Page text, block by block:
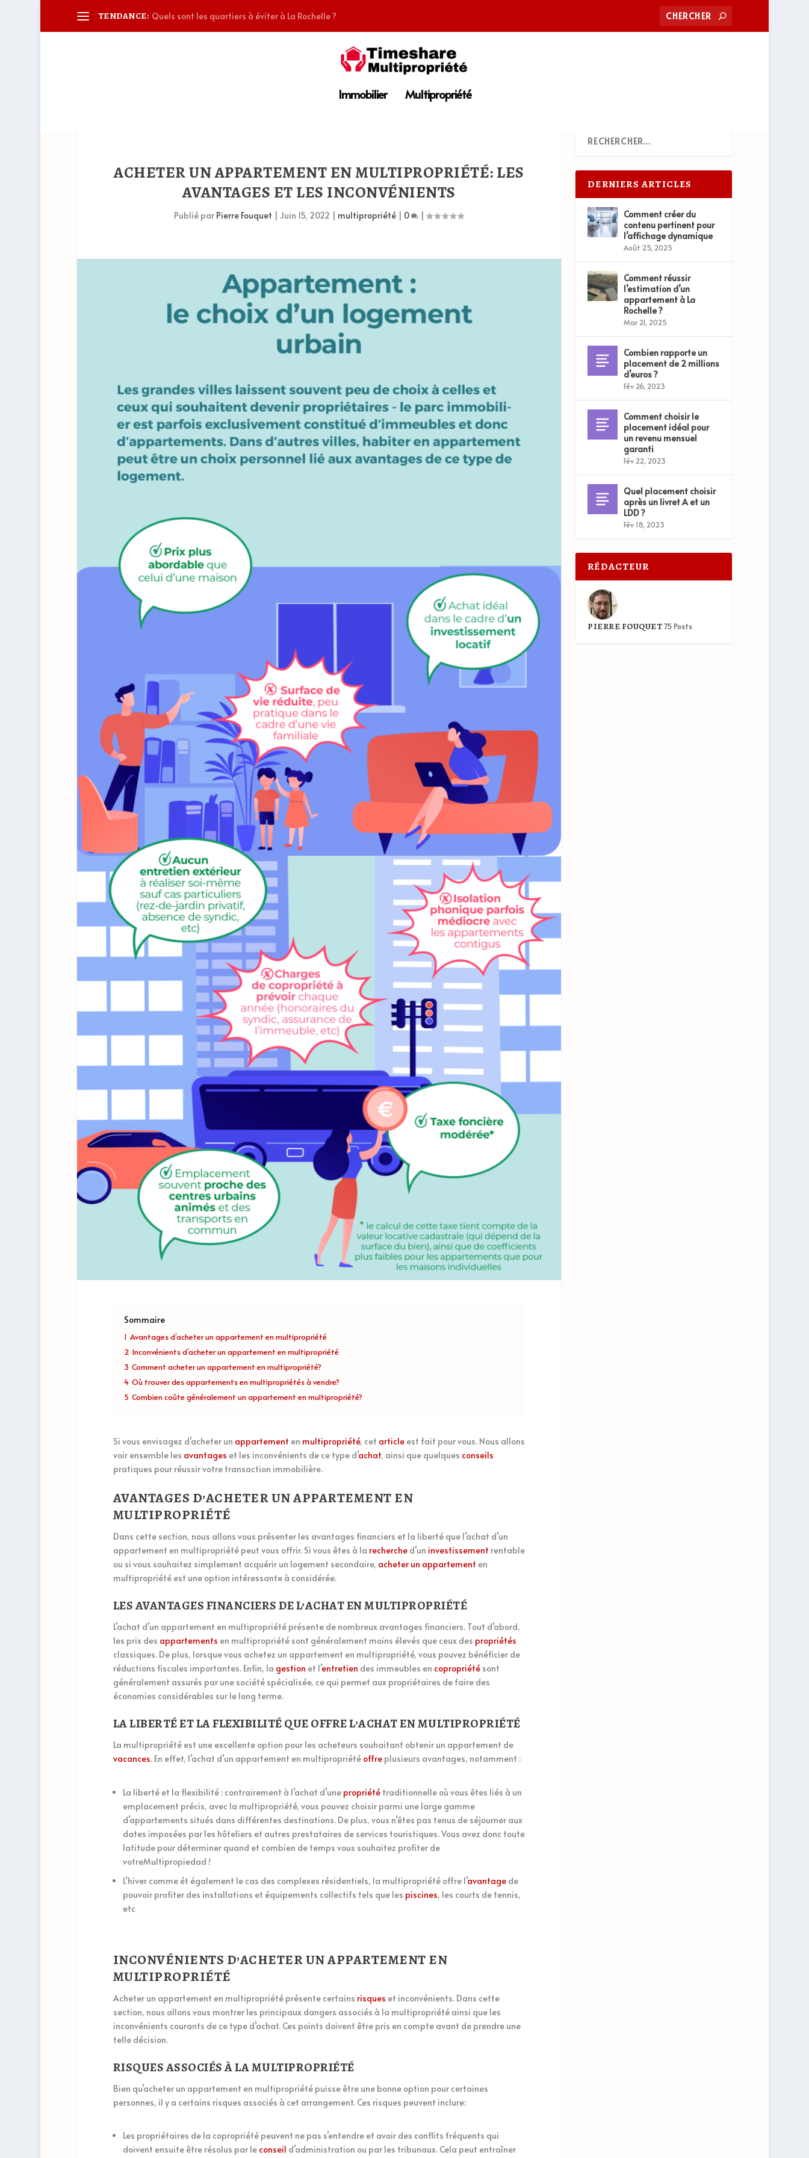
TENDANCE: Quels sont les quartiers à éviter à La Rochelle ?
Immobilier Multipropriété
ACHETER UN APPARTEMENT EN MULTIPROPRIÉTÉ: LES
AVANTAGES ET LES INCONVÉNIENTS
Publié par Pierre Fouquet | Juin 15, 2022 | multipropriété | 0 |
Sommaire
1 Avantages d’acheter un appartement en multipropriété
2 Inconvénients d’acheter un appartement en multipropriété
3 Comment acheter un appartement en multipropriété?
4 Où trouver des appartements en multipropriétés à vendre?
5 Combien coûte généralement un appartement en multipropriété?
Si vous envisagez d’acheter un appartement en multipropriété, cet articleest fait pour vous. Nous allons
voir ensemble les avantages et les inconvénients de ce type d’achat, ainsi que quelques conseils
pratiques pour réussir votre transaction immobilière.
AVANTAGES D’ACHETER UN APPARTEMENT EN
MULTIPROPRIÉTÉ
Dans cette section, nous allons vous présenter les avantages financiers et la liberté que l’achat d’un
appartement en multipropriété peut vous offrir. Si vous êtes à la recherched’un investissement rentable
ou si vous souhaitez simplement acquérir un logement secondaire, acheter un appartement en
multipropriété est une option intéressante à considérée.
LES AVANTAGES FINANCIERS DE L’ACHAT EN MULTIPROPRIÉTÉ
L’achat d’un appartement en multipropriété présente de nombreux avantages financiers. Tout d’abord,
les prix des appartements en multipropriété sont généralement moins élevés que ceux des propriétés
classiques. De plus, lorsque vous achetez un appartement en multipropriété, vous pouvez bénéficier de
réductions fiscales importantes. Enfin, la gestion et l’entretien des immeubles en copropriétésont
généralement assurés par une société spécialisée, ce qui permet aux propriétaires de faire des
économies considérables sur le long terme.
LA LIBERTÉ ET LA FLEXIBILITÉ QUE OFFRE L’ACHAT EN MULTIPROPRIÉTÉ
La multipropriété est une excellente option pour les acheteurs souhaitant obtenir un appartement de
vacances. En effet, l’achat d’un appartement en multipropriété offreplusieurs avantages, notamment :
La liberté et la flexibilité : contrairement à l’achat d’une propriététraditionnelle où vous êtes liés à un
emplacement précis, avec la multipropriété, vous pouvez choisir parmi une large gamme
d’appartements situés dans différentes destinations. De plus, vous n’êtes pas tenus de séjourner aux
dates imposées par les hôteliers et autres prestataires de services touristiques. Vous avez donc toute
latitude pour déterminer quand et combien de temps vous souhaitez profiter de
votreMultipropiedad !
L’hiver comme ét également le cas des complexes résidentiels, la multipropriété offre l’avantagede
pouvoir profiter des installations et équipements collectifs tels que les piscines, les courts de tennis,
etc
INCONVÉNIENTS D’ACHETER UN APPARTEMENT EN
MULTIPROPRIÉTÉ
Acheter un appartement en multipropriété présente certains risques et inconvénients. Dans cette
section, nous allons vous montrer les principaux dangers associés à la multipropriété ainsi que les
inconvénients courants de ce type d’achat. Ces points doivent être pris en compte avant de prendre une
telle décision.
RISQUES ASSOCIÉS À LA MULTIPROPRIÉTÉ
Bien qu’acheter un appartement en multipropriété puisse être une bonne option pour certaines
personnes, il y a certains risques associés à cet arrangement. Ces risques peuvent inclure:
Les propriétaires de la copropriété peuvent ne pas s’entendre et avoir des conflits fréquents qui
doivent ensuite être résolus par le conseil d’administration ou par les tribunaux. Cela peut entraîner
DERNIERS ARTICLES
Comment créer du
contenu pertinent pour
l’affichage dynamique
Août 25, 2025
Comment réussir
l’estimation d’un
appartement à La
Rochelle ?
Mar 21, 2025
Combien rapporte un
placement de 2 millions
d’euros ?
Fév 26, 2023
Comment choisir le
placement idéal pour
un revenu mensuel
garanti
Fév 22, 2023
Quel placement choisir
après un livret A et un
LDD ?
Fév 18, 2023
RÉDACTEUR
PIERRE FOUQUET75 Posts